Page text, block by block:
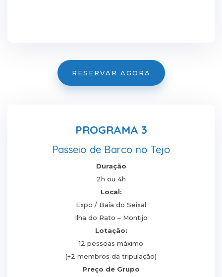
RESERVAR AGORA
PROGRAMA 3
Passeio de Barco no Tejo
Duração
2h ou 4h
Local:
Expo / Baía do Seixal
Ilha do Rato – Montijo
Lotação:
12 pessoas máximo
(+2 membros da tripulação)
Preço de Grupo